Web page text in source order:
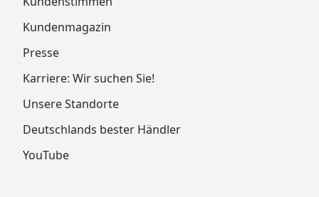
Kundenmagazin
Presse
Karriere: Wir suchen Sie!
Unsere Standorte
Deutschlands bester Händler
YouTube